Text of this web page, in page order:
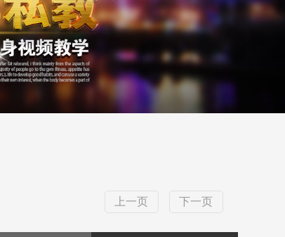
上一页 下一页